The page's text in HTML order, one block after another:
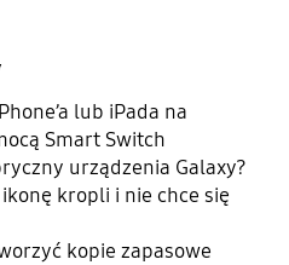
lub iPada na
Smart Switch
urządzenia Galaxy?
kropli i nie chce się
kopie zapasowe